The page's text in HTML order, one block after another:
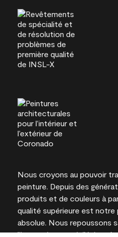
Nous croyons au pouvoir
peinture. Depuis des
produits et de couleurs à
qualité supérieure est
absolue. Nous repoussons
l’innovation et privilégions